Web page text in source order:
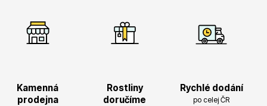
Azalky a rododendrony
Kamenná
prodejna
Rostliny
doručíme
Rychlé dodání
po celej ČR